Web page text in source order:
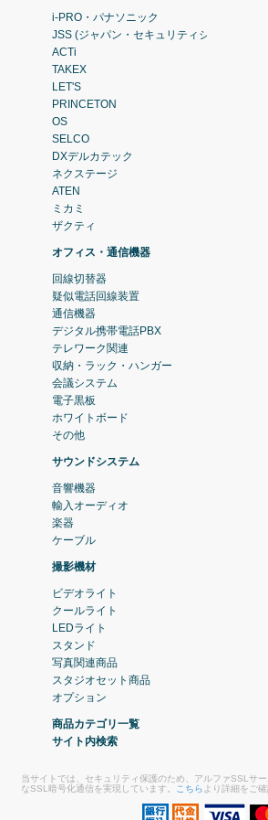
i-PRO・パナソニック
JSS (ジャパン・セキュリティシステム)
ACTi
TAKEX
LET'S
PRINCETON
OS
SELCO
DXデルカテック
ネクステージ
ATEN
ミカミ
ザクティ
オフィス・通信機器
回線切替器
疑似電話回線装置
通信機器
デジタル携帯電話PBX
テレワーク関連
収納・ラック・ハンガー
会議システム
電子黒板
ホワイトボード
その他
サウンドシステム
音響機器
輸入オーディオ
楽器
ケーブル
撮影機材
ビデオライト
クールライト
LEDライト
スタンド
写真関連商品
スタジオセット商品
オプション
商品カテゴリ一覧
サイト内検索
当サイトでは、セキュリティ保護のため、アルファSSLサ
なSSL暗号化通信を実現しています。
こちら より詳細をご確